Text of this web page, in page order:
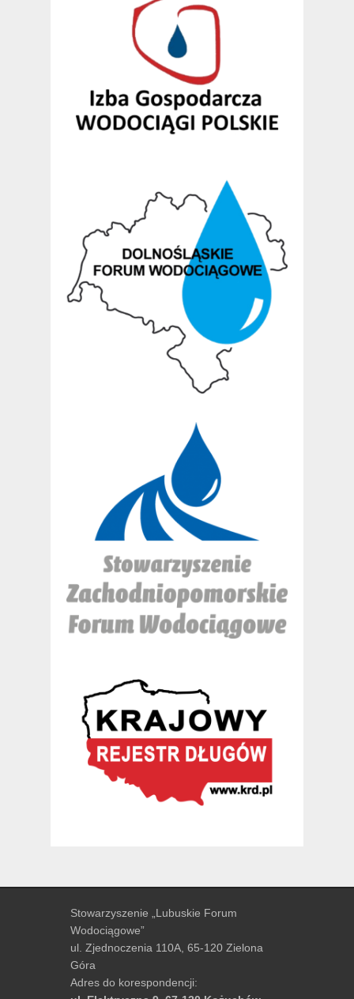
Stowarzyszenie „Lubuskie Forum
Wodociągowe”
ul. Zjednoczenia 110A, 65-120 Zielona
Góra
Adres do korespondencji: